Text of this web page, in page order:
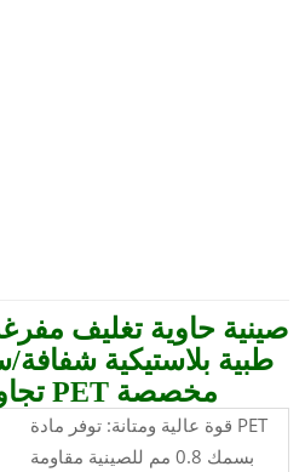
صينية حاوية تغليف
تجاويف من مادة PET مخصصة
قوة عالية ومتانة: توفر مادة PET
بسمك 0.8 مم للصينية مقاومة